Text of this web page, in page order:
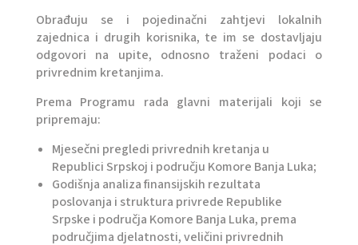
Obrađuju se i pojedinačni zahtjevi lokalnih
zajednica i drugih korisnika, te im se dostavljaju
odgovori na upite, odnosno traženi podaci o
privrednim kretanjima.
Prema Programu rada glavni materijali koji se
pripremaju:
Mjesečni pregledi privrednih kretanja u
Republici Srpskoj i području Komore Banja Luka;
Godišnja analiza finansijskih rezultata
poslovanja i struktura privrede Republike
Srpske i područja Komore Banja Luka, prema
područjima djelatnosti, veličini privrednih